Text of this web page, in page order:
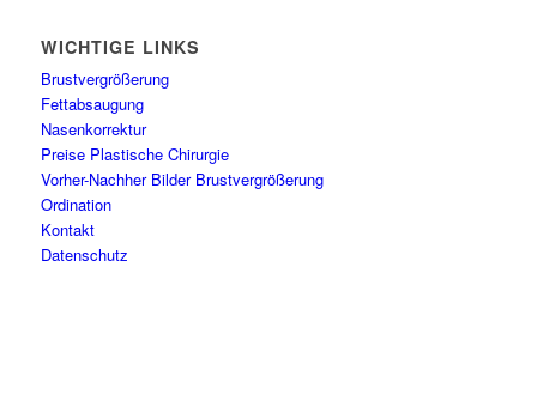
WICHTIGE LINKS
Brustvergrößerung
Fettabsaugung
Nasenkorrektur
Preise Plastische Chirurgie
Vorher-Nachher Bilder Brustvergrößerung
Ordination
Kontakt
Datenschutz